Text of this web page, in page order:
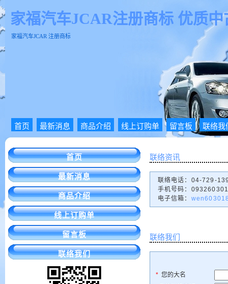
家福汽车JCAR注册商标 优质
家福汽车JCAR 注册商标
首页 最新消息 商品介绍 线上订购单 留言板 联络我
联络资讯
联络电话：04-729-
手机号码：
电子信箱：
联络我们
*您的大名
首页
最新消息
商品介绍
线上订购单
留言板
联络我们